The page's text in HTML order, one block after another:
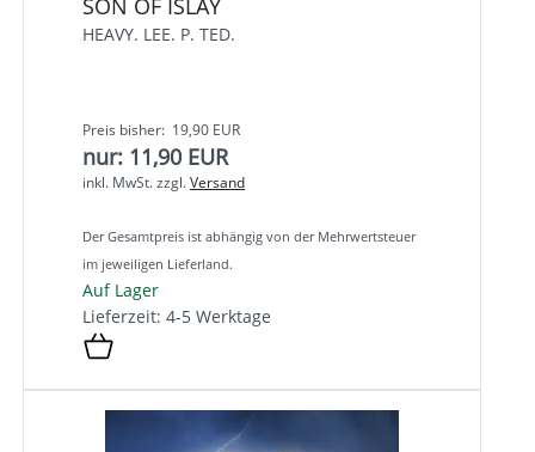
HEAVY. LEE. P. TED.
Preis bisher: 19,90 EUR
nur: 11,90 EUR
inkl. MwSt.zzgl.Versand
Der Gesamtpreis ist abhängig von der Mehrwertsteuer
im jeweiligen Lieferland.
Auf Lager
Lieferzeit: 4-5 Werktage